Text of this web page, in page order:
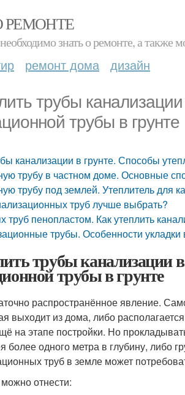
РЕМОНТЕ
знать о ремонте, а
ремонт дома дизайн
трубы
трубы в грунте
канализации в грунте. Способы
трубу в частном доме. Основные
трубу под землей. Утеплитель для
труб лучше выбрать?
труб пенопластом. Как утеплить
трубы. Особенности
трубы канализации
трубы в грунте
распространённое явление.
выходит из дома, либо
на этапе постройки. Но
более одного метра в глубину, либо
труб в земле может
отнести: